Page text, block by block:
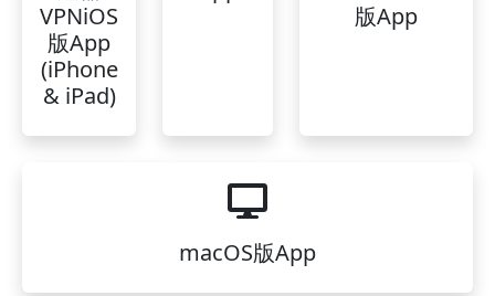
VPNiOS
版App
(iPhone
& iPad)
版App
macOS版App